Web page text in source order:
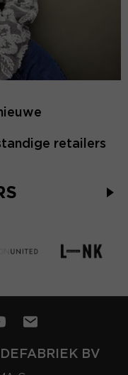
retailers
BV